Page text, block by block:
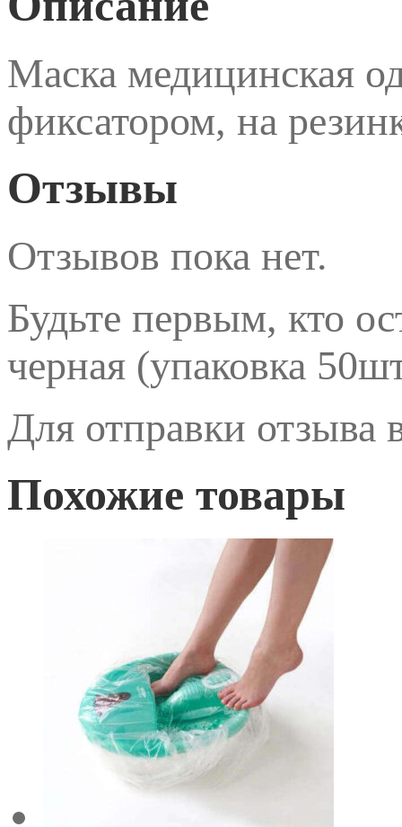
Маска медицинская
фиксатором, на
Отзывы
Отзывов пока нет.
Будьте первым, кто
черная (упаковка
Для отправки отзыва
Похожие товары